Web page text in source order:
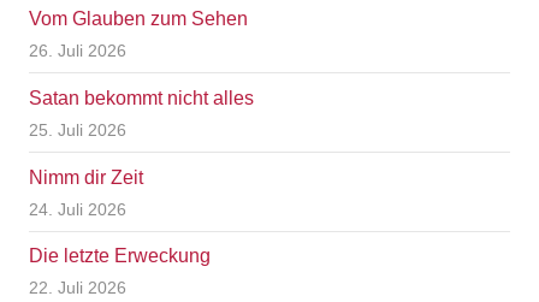
Vom Glauben zum Sehen
26. Juli 2026
Satan bekommt nicht alles
25. Juli 2026
Nimm dir Zeit
24. Juli 2026
Die letzte Erweckung
22. Juli 2026